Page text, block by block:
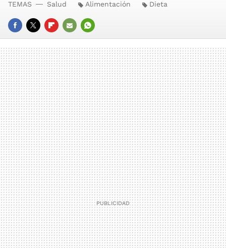
FACEBOOK
TWITTERFLIPBOARD
E-
MAIL
WHATSAPP
TEMAS Salud Alimentación Dieta